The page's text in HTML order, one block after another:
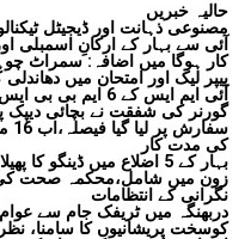
حالیہ خبریں
مصنوعی ذہانت اور ڈیجیٹل
آئی سے بہار کے ارکانِ اسمبلی
کار ہوگا میں اضافہ: سمراٹ
پیپر لیک اور امتحان میں
آئی ایم ایس کے 6 ایم بی بی ایس طلبہ معطل
گورنر کی شفقت نے بچائی
کی مدت کار
زون میں شامل،محکمہ صحت
نگرانی کے انتظامات
دربھنگہ میں ٹریفک جام سے
کوسخت پریشانیوں کا سامنا،